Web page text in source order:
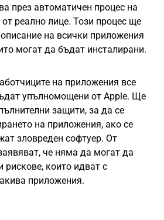
през автоматичен процес на
реално лице. Този процес ще
на всички приложения
могат да бъдат инсталирани.
на приложения все
упълномощени от Apple. Ще
защити, за да се
на приложения, ако се
зловреден софтуер. От
че няма да могат да
рискове, които идват с
приложения.